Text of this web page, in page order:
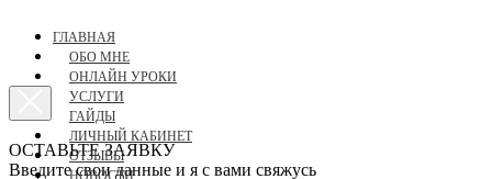
ГЛАВНАЯ
ОБО МНЕ
ОНЛАЙН УРОКИ
УСЛУГИ
ГАЙДЫ
ЛИЧНЫЙ КАБИНЕТ
ОТЗЫВЫ
НОВОСТИ
ОСТАВЬТЕ ЗАЯВКУ
Введите свои данные и я с вами свяжусь